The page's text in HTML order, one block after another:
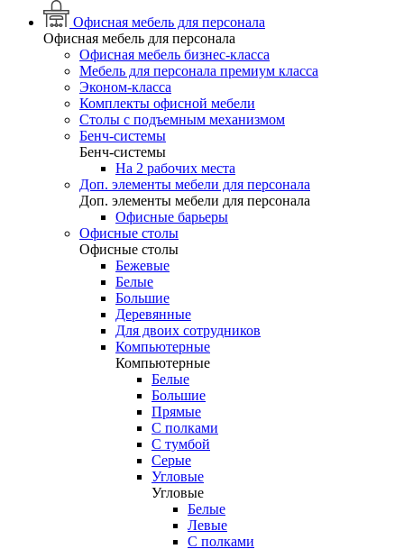
Офисная мебель для персонала
Офисная мебель для персонала
Офисная мебель бизнес-класса
Мебель для персонала премиум класса
Эконом-класса
Комплекты офисной мебели
Столы с подъемным механизмом
Бенч-системы
Бенч-системы
На 2 рабочих места
Доп. элементы мебели для персонала
Доп. элементы мебели для персонала
Офисные барьеры
Офисные столы
Офисные столы
Бежевые
Белые
Большие
Деревянные
Для двоих сотрудников
Компьютерные
Компьютерные
Белые
Большие
Прямые
С полками
С тумбой
Серые
Угловые
Угловые
Белые
Левые
С полками